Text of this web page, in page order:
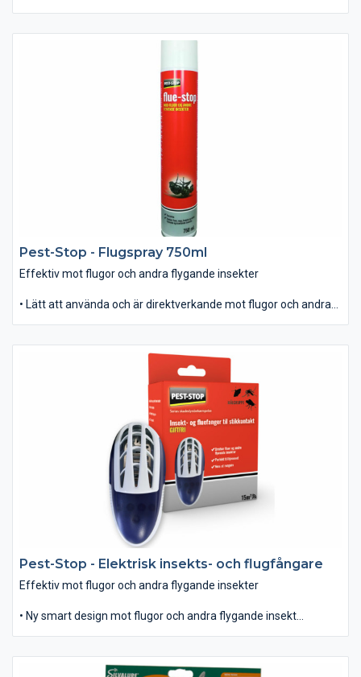
Pest-Stop - Flugspray 750ml
Effektiv mot flugor och andra flygande insekter
• Lätt att använda och är direktverkande mot flugor och andra
Pest-Stop - Elektrisk insekts- och flugfångare
Effektiv mot flugor och andra flygande insekter
• Ny smart design mot flugor och andra flygande insekter.